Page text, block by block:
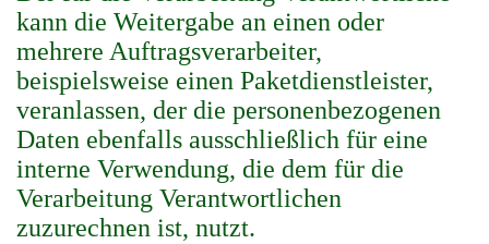
kann die Weitergabe an einen oder
mehrere Auftragsverarbeiter,
beispielsweise einen Paketdienstleister,
veranlassen, der die personenbezogenen
Daten ebenfalls ausschließlich für eine
interne Verwendung, die dem für die
Verarbeitung Verantwortlichen
zuzurechnen ist, nutzt.